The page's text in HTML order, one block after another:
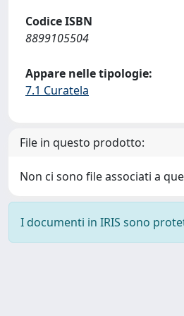
Codice ISBN
8899105504
Appare nelle tipologie:
7.1 Curatela
File in questo prodotto:
Non ci sono file associati a
I documenti in IRIS sono